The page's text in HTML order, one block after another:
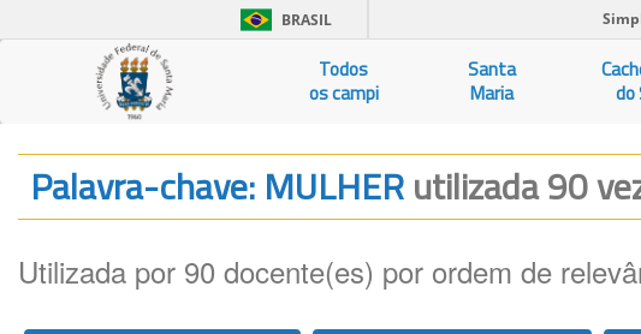
BRASIL
Todos
os campi
Santa
Maria
do
Palavra-chave: MULHERutilizada 90
Utilizada por 90 docente(es) por ordem de